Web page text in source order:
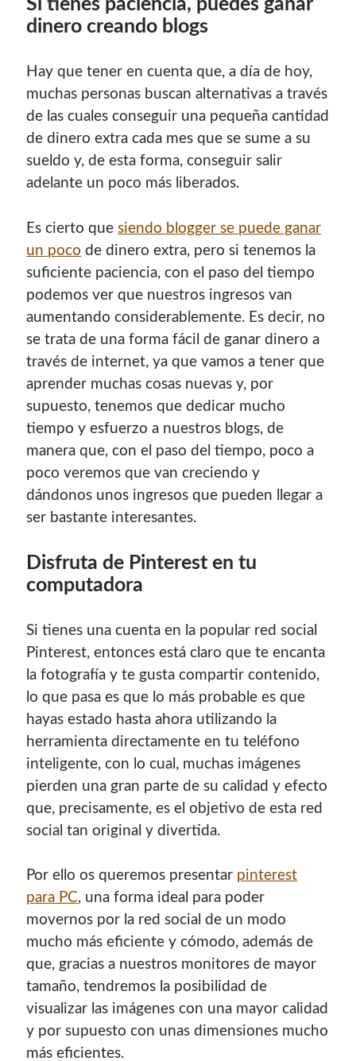
Si tienes paciencia, puedes ganar
dinero creando blogs
Hay que tener en cuenta que, a día de hoy,
muchas personas buscan alternativas a través
de las cuales conseguir una pequeña cantidad
de dinero extra cada mes que se sume a su
sueldo y, de esta forma, conseguir salir
adelante un poco más liberados.
Es cierto quesiendo blogger se puede ganar
un poco de dinero extra, pero si tenemos la
suficiente paciencia, con el paso del tiempo
podemos ver que nuestros ingresos van
aumentando considerablemente. Es decir, no
se trata de una forma fácil de ganar dinero a
través de internet, ya que vamos a tener que
aprender muchas cosas nuevas y, por
supuesto, tenemos que dedicar mucho
tiempo y esfuerzo a nuestros blogs, de
manera que, con el paso del tiempo, poco a
poco veremos que van creciendo y
dándonos unos ingresos que pueden llegar a
ser bastante interesantes.
Disfruta de Pinterest en tu
computadora
Si tienes una cuenta en la popular red social
Pinterest, entonces está claro que te encanta
la fotografía y te gusta compartir contenido,
lo que pasa es que lo más probable es que
hayas estado hasta ahora utilizando la
herramienta directamente en tu teléfono
inteligente, con lo cual, muchas imágenes
pierden una gran parte de su calidad y efecto
que, precisamente, es el objetivo de esta red
social tan original y divertida.
Por ello os queremos presentar pinterest
para PC, una forma ideal para poder
movernos por la red social de un modo
mucho más eficiente y cómodo, además de
que, gracias a nuestros monitores de mayor
tamaño, tendremos la posibilidad de
visualizar las imágenes con una mayor calidad
y por supuesto con unas dimensiones mucho
más eficientes.